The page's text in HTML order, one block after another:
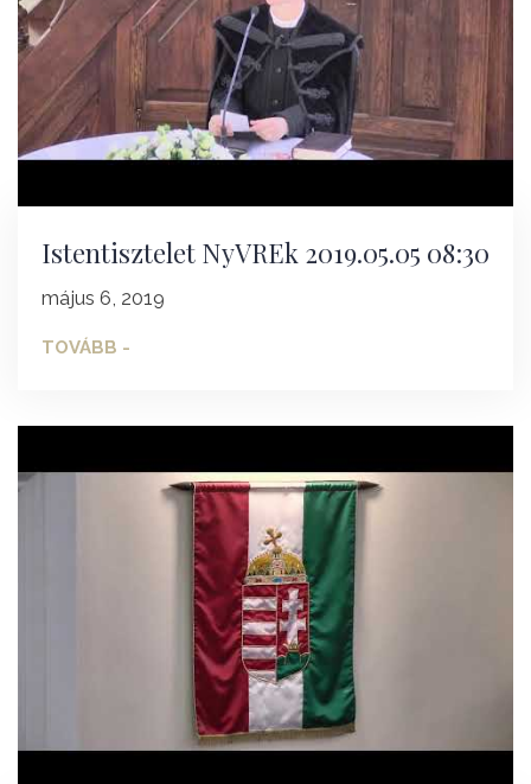
Istentisztelet NyVREk 2019.05.05 08:30
május 6, 2019
TOVÁBB -